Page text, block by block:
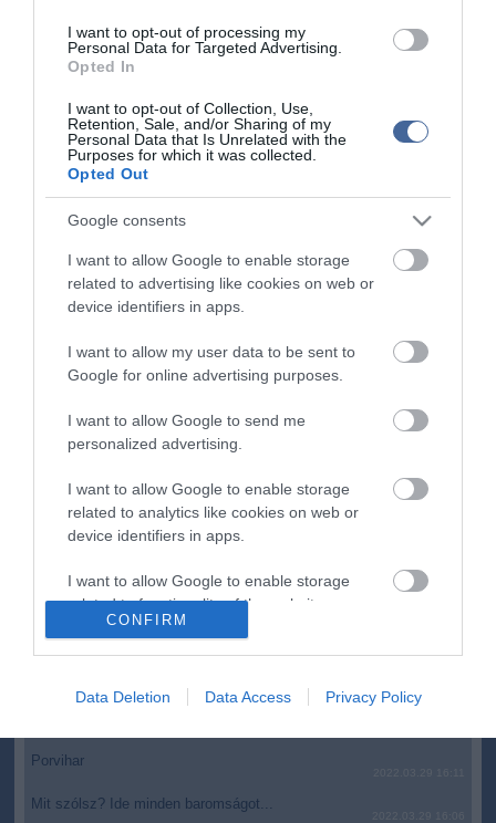
I want to opt-out of processing my
Personal Data for Targeted Advertising.
Opted In
I want to opt-out of Collection, Use,
Retention, Sale, and/or Sharing of my
Personal Data that Is Unrelated with the
Purposes for which it was collected.
Opted Out
Google consents
I want to allow Google to enable storage
related to advertising like cookies on web or
device identifiers in apps.
I want to allow my user data to be sent to
Google for online advertising purposes.
I want to allow Google to send me
personalized advertising.
I want to allow Google to enable storage
related to analytics like cookies on web or
device identifiers in apps.
I want to allow Google to enable storage
related to functionality of the website or app.
related to security, including authentication
functionality and fraud prevention, and other
CONFIRM
Data Deletion Data Access Privacy Policy
Hulladékvadászat indul a Dunán: a rekordalacsony vízállás
miatt most láthatóvá váltak a mederben rejtőző roncsok
Vitézy Dávid: háromszor annyian utaznak a komlói
vonalon, mint korábban a pótlóbuszokon
Vitézy Dávid: 2,3 milliárd forint került vissza az államhoz
Saját életét is kockára tette a magyar erdész, hogy
megállítsa a tüzet
Dunából - a rendőrség lefoglalta
A Miniszterelnökség felmondta a Lounge Eventtel kötött
Megérkezett az eső a Duna vízgyűjtőjére
top cikkek:
Nem is olyan egészséges a népszerű banán?
top fórum témák:
Porvihar
Mit szólsz? Ide minden baromságot...